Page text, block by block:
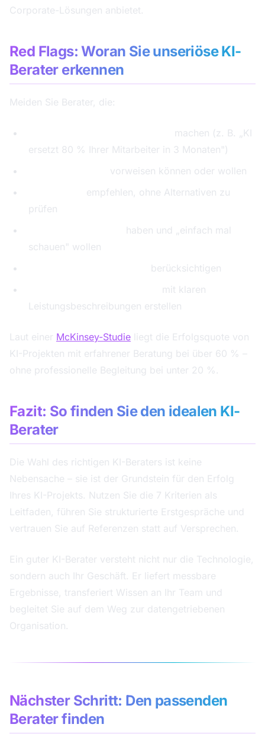
Corporate-Lösungen anbietet.
Red Flags: Woran Sie unseriöse KI-
Berater erkennen
Meiden Sie Berater, die:
machen (z. B. „KI
ersetzt 80 % Ihrer Mitarbeiter in 3 Monaten")
vorweisen können oder wollen
empfehlen, ohne Alternativen zu
prüfen
haben und „einfach mal
schauen" wollen
berücksichtigen
mit klaren
Leistungsbeschreibungen erstellen
Laut einer McKinsey-Studie liegt die Erfolgsquote von
KI-Projekten mit erfahrener Beratung bei über 60 % –
ohne professionelle Begleitung bei unter 20 %.
Fazit: So finden Sie den idealen KI-
Berater
Die Wahl des richtigen KI-Beraters ist keine
Nebensache – sie ist der Grundstein für den Erfolg
Ihres KI-Projekts. Nutzen Sie die 7 Kriterien als
Leitfaden, führen Sie strukturierte Erstgespräche und
vertrauen Sie auf Referenzen statt auf Versprechen.
Ein guter KI-Berater versteht nicht nur die Technologie,
sondern auch Ihr Geschäft. Er liefert messbare
Ergebnisse, transferiert Wissen an Ihr Team und
begleitet Sie auf dem Weg zur datengetriebenen
Organisation.
Nächster Schritt: Den passenden
Berater finden